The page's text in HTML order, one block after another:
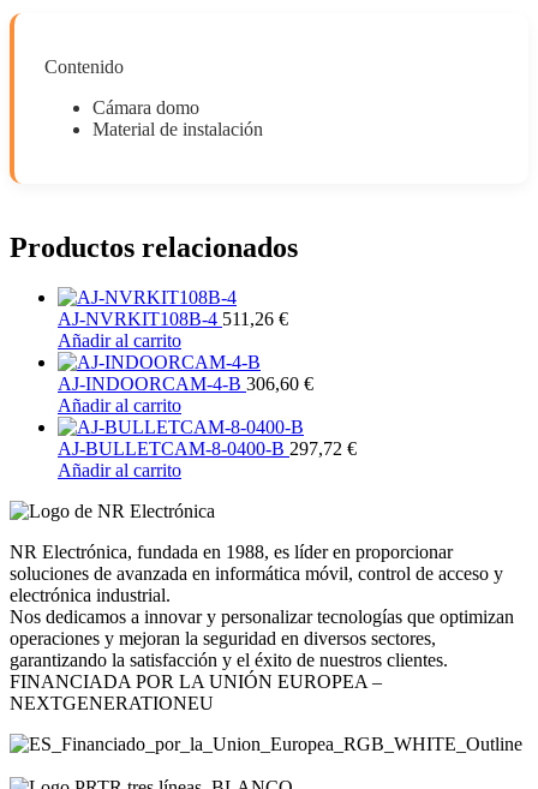
Contenido
Cámara domo
Material de instalación
Productos relacionados
AJ-NVRKIT108B-4 511,26 €
Añadir al carrito
AJ-INDOORCAM-4-B 306,60 €
Añadir al carrito
AJ-BULLETCAM-8-0400-B 297,72 €
Añadir al carrito
NR Electrónica, fundada en 1988, es líder en proporcionar
soluciones de avanzada en informática móvil, control de acceso y
electrónica industrial.
Nos dedicamos a innovar y personalizar tecnologías que optimizan
operaciones y mejoran la seguridad en diversos sectores,
garantizando la satisfacción y el éxito de nuestros clientes.
FINANCIADA POR LA UNIÓN EUROPEA –
NEXTGENERATIONEU